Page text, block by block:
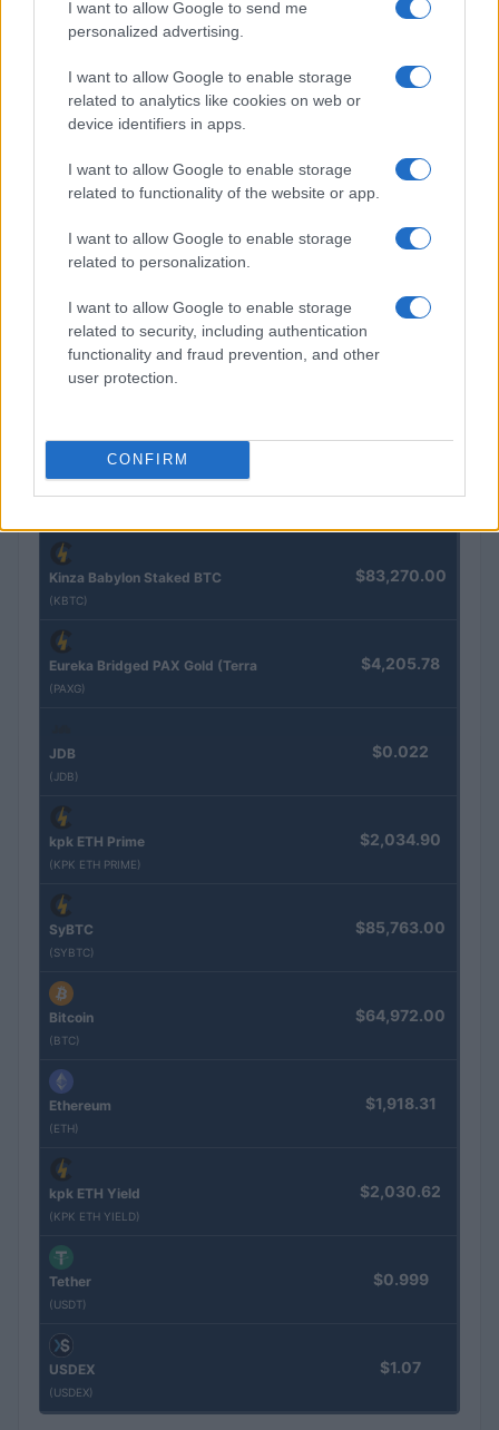
I want to allow Google to send me
personalized advertising.
I want to allow Google to enable storage
related to analytics like cookies on web or
device identifiers in apps.
I want to allow Google to enable storage
related to functionality of the website or app.
I want to allow Google to enable storage
related to personalization.
I want to allow Google to enable storage
related to security, including authentication
functionality and fraud prevention, and other
user protection.
CONFIRM
NÃO CLASSIFICADO
Petróleo Brent cai 8.3% e arrasta commodities em agosto de
Rafael Oliveira · 6 ago 2026
COTAÇÕES CRYPTO
Kinza Babylon Staked BTC
(KBTC)
$83,270.00
Eureka Bridged PAX Gold (Terra
(PAXG)
$4,205.78
JDB
(JDB)
$0.022
kpk ETH Prime
(KPK ETH PRIME)
$2,034.90
SyBTC
(SYBTC)
$85,763.00
Bitcoin
(BTC)
$64,972.00
Ethereum
(ETH)
$1,918.31
kpk ETH Yield
(KPK ETH YIELD)
$2,030.62
Tether
(USDT)
$0.999
USDEX
(USDEX)
$1.07